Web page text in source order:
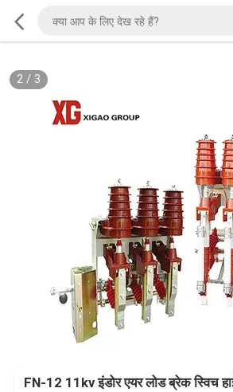
2/ 3
FN-12 11kv इंडोर एयर लोड ब्रेक स्विच